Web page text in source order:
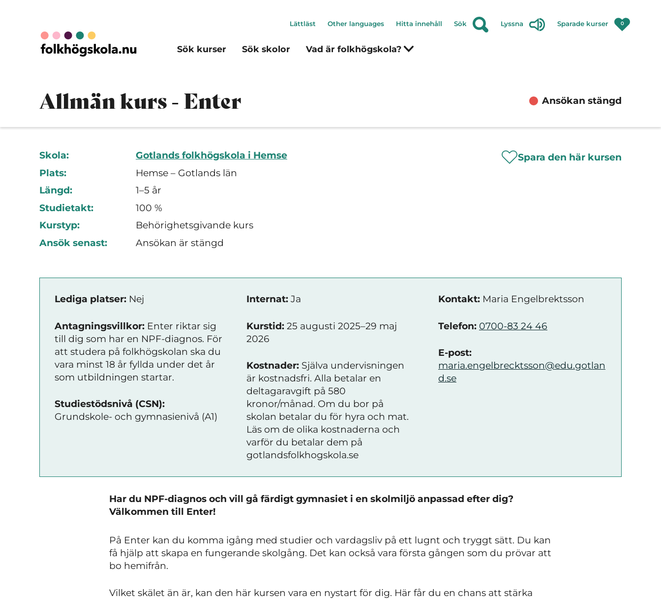
Sök kurser Sök skolor Vad är folkhögskola?
Lättläst Other languages Hitta innehåll Sök Lyssna Sparade kurser 0
Allmän kurs - Enter Ansökan stängd
Skola:
Gotlands folkhögskola i Hemse
Plats:
Hemse – Gotlands län
Längd:
1–5 år
Studietakt:
100 %
Kurstyp:
Behörighetsgivande kurs
Ansök senast:
Ansökan är stängd
Spara den här kursen
Lediga platser: Nej
Antagningsvillkor: Enter riktar sig
till dig som har en NPF-diagnos. För
att studera på folkhögskolan ska du
vara minst 18 år fyllda under det år
som utbildningen startar.
Studiestödsnivå (CSN):
Grundskole- och gymnasienivå (A1)
Internat: Ja
Kurstid: 25 augusti 2025–29 maj
2026
Kostnader: Själva undervisningen
är kostnadsfri. Alla betalar en
deltagaravgift på 580
kronor/månad. Om du bor på
skolan betalar du för hyra och mat.
Läs om de olika kostnaderna och
varför du betalar dem på
gotlandsfolkhogskola.se
Kontakt: Maria Engelbrektsson
Telefon: 0700-83 24 46
E-post:
maria.engelbrecktsson@edu.gotlan
d.se
Har du NPF-diagnos och vill gå färdigt gymnasiet i en skolmiljö anpassad efter dig?
Välkommen till Enter!
På Enter kan du komma igång med studier och vardagsliv på ett lugnt och tryggt sätt. Du kan
få hjälp att skapa en fungerande skolgång. Det kan också vara första gången som du prövar att
bo hemifrån.
Vilket skälet än är, kan den här kursen vara en nystart för dig. Här får du en chans att stärka